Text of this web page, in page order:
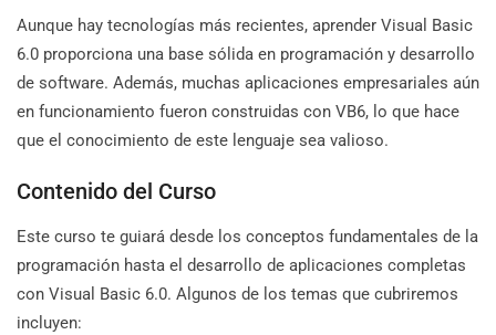
Aunque hay tecnologías más recientes, aprender Visual Basic
6.0 proporciona una base sólida en programación y desarrollo
de software. Además, muchas aplicaciones empresariales aún
en funcionamiento fueron construidas con VB6, lo que hace
que el conocimiento de este lenguaje sea valioso.
Contenido del Curso
Este curso te guiará desde los conceptos fundamentales de la
programación hasta el desarrollo de aplicaciones completas
con Visual Basic 6.0. Algunos de los temas que cubriremos
incluyen: